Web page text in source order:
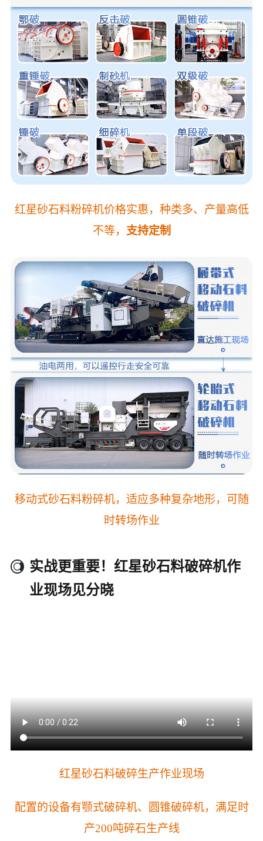
红星砂石料粉碎机价格实惠，种类多、产量高低
不等， 支持定制
移动式砂石料粉碎机，适应多种复杂地形，可随
时转场作业
实战更重要！红星砂石料破碎机作
业现场见分晓
红星砂石料破碎生产作业现场
配置的设备有颚式破碎机、圆锥破碎机，满足时
产200吨碎石生产线